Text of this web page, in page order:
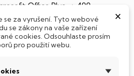
Office Plus ➡️ 499,-
×
za vyrušení. Tyto webové
se zákony na vaše zařízení
cookies. Odsouhlaste prosím
pro použití webu.